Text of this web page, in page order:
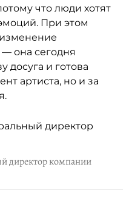
что люди хотят
При этом
она сегодня
досуга и готова
артиста, но и за
директор компании